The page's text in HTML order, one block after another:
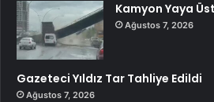
Kamyon Yaya
Ağustos 7, 2026
Gazeteci Yıldız Tar Tahliye Edildi
Ağustos 7, 2026